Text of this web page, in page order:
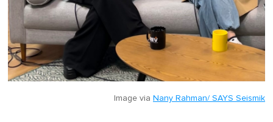
Image via Nany Rahman/ SAYS Seismik